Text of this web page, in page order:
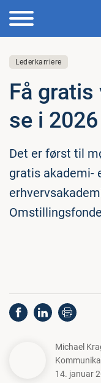
Lederkarriere
Få
se i 2026
Det er først til
gratis akademi-
Michael
14. januar